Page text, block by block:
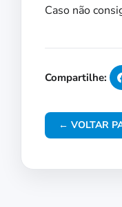
Caso não
Compartilhe:
← VOLTAR